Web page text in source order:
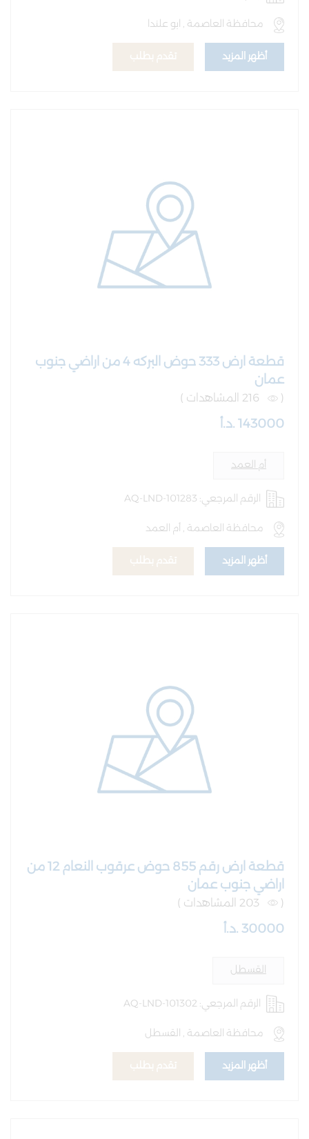
محافظة العاصمة , ابو علندا
أظهر المزيد
قطعة ارض 333 حوض البركه 4 من اراضي جنوب
عمان
(
143000 .د.أ
أم العمد
الرقم المرجعي: AQ-LND-101283
محافظة العاصمة , أم العمد
أظهر المزيد
قطعة ارض رقم 855 حوض عرقوب النعام 12 من
اراضي جنوب عمان
(
30000 .د.أ
القسطل
الرقم المرجعي: AQ-LND-101302
محافظة العاصمة , القسطل
أظهر المزيد